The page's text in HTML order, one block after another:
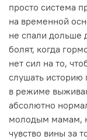
просто система
на временной
не спали дольше
болят, когда
нет сил на то,
слушать историю
в режиме
абсолютно
молодым мамам,
чувство вины за